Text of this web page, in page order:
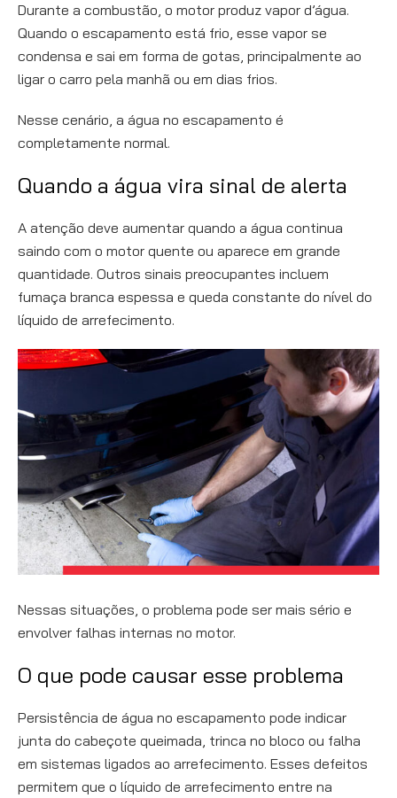
Durante a combustão, o motor produz vapor d’água.
Quando o escapamento está frio, esse vapor se
condensa e sai em forma de gotas, principalmente ao
ligar o carro pela manhã ou em dias frios.
Nesse cenário, a água no escapamento é
completamente normal.
Quando a água vira sinal de alerta
A atenção deve aumentar quando a água continua
saindo com o motor quente ou aparece em grande
quantidade. Outros sinais preocupantes incluem
fumaça branca espessa e queda constante do nível do
líquido de arrefecimento.
Nessas situações, o problema pode ser mais sério e
envolver falhas internas no motor.
O que pode causar esse problema
Persistência de água no escapamento pode indicar
junta do cabeçote queimada, trinca no bloco ou falha
em sistemas ligados ao arrefecimento. Esses defeitos
permitem que o líquido de arrefecimento entre na